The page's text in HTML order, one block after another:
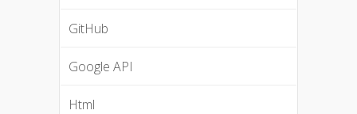
GitHub
Google API
Html